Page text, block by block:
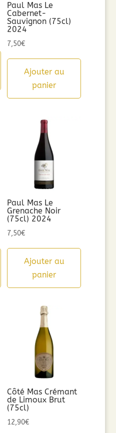
Paul Mas Le
Cabernet-
Sauvignon (75cl)
2024
7,50€
Ajouter au
panier
Paul Mas Le
Grenache Noir
(75cl) 2024
7,50€
Ajouter au
panier
Côté Mas Crémant
de Limoux Brut
(75cl)
12,90€